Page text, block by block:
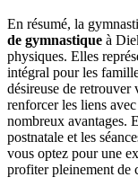
En résumé, la
de gymnastique à
physiques. Elles
intégral pour les
désireuse de
renforcer les liens
nombreux avantages.
postnatale et les
vous optez pour une
profiter pleinement de